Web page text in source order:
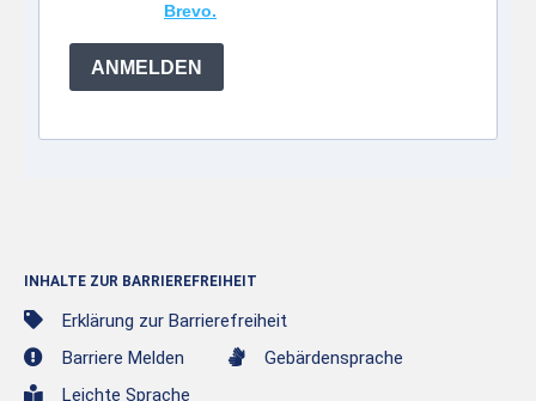
Brevo.
ANMELDEN
INHALTE ZUR BARRIEREFREIHEIT
Erklärung zur Barrierefreiheit
Barriere Melden
Gebärdensprache
Leichte Sprache